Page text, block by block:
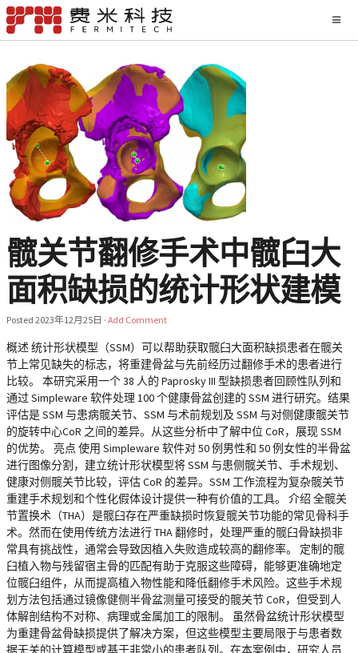
髋关节翻修手术中髋臼大
面积缺损的统计形状建模
Posted 2023年12月25日 · Add Comment
概述 统计形状模型（SSM）可以帮助获取髋臼大面积缺损患者在髋关
节上常见缺失的标志，将重建骨盆与先前经历过翻修手术的患者进行
比较。 本研究采用一个 38 人的 Paprosky III 型缺损患者回顾性队列和
通过 Simpleware 软件处理 100 个健康骨盆创建的 SSM 进行研究。结果
评估是 SSM 与患病髋关节、SSM 与术前规划及 SSM 与对侧健康髋关节
的旋转中心CoR 之间的差异。从这些分析中了解中位 CoR，展现 SSM
的优势。 亮点 使用 Simpleware 软件对 50 例男性和 50 例女性的半骨盆
进行图像分割，建立统计形状模型将 SSM 与患侧髋关节、手术规划、
健康对侧髋关节比较，评估 CoR 的差异。SSM 工作流程为复杂髋关节
重建手术规划和个性化假体设计提供一种有价值的工具。 介绍 全髋关
节置换术（THA）是髋臼存在严重缺损时恢复髋关节功能的常见骨科手
术。然而在使用传统方法进行 THA 翻修时，处理严重的髋臼骨缺损非
常具有挑战性，通常会导致因植入失败造成较高的翻修率。 定制的髋
臼植入物与残留宿主骨的匹配有助于克服这些障碍，能够更准确地定
位髋臼组件，从而提高植入物性能和降低翻修手术风险。这些手术规
划方法包括通过镜像健侧半骨盆测量可接受的髋关节 CoR，但受到人
体解剖结构不对称、病理或金属加工的限制。 虽然骨盆统计形状模型
为重建骨盆骨缺损提供了解决方案，但这些模型主要局限于与患者数
据无关的计算模型或基于非常小的患者队列。在本案例中，研究人员